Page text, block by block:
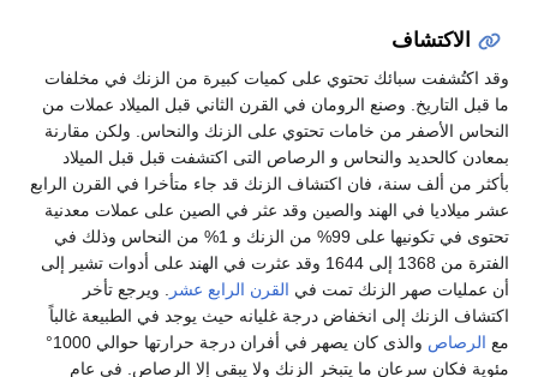
الاكتشاف
وقد اكتُشفت سبائك تحتوي على كميات كبيرة من الزنك في مخلفات
ما قبل التاريخ. وصنع الرومان في القرن الثاني قبل الميلاد عملات من
النحاس الأصفر من خامات تحتوي على الزنك والنحاس. ولكن مقارنة
بمعادن كالحديد والنحاس و الرصاص التى اكتشفت قبل قبل الميلاد
بأكثر من ألف سنة، فان اكتشاف الزنك قد جاء متأخرا في القرن الرابع
عشر ميلاديا في الهند والصين وقد عثر في الصين على عملات معدنية
تحتوى في تكونيها على 99% من الزنك و 1% من النحاس وذلك في
الفترة من 1368 إلى 1644 وقد عثرت في الهند على أدوات تشير إلى
أن عمليات صهر الزنك تمت في القرن الرابع عشر
. ويرجع تأخر
اكتشاف الزنك إلى انخفاض درجة غليانه حيث يوجد في الطبيعة غالباً
مع الرصاص
والذى كان يصهر في أفران درجة حرارتها حوالي 1000°
مئوية فكان سرعان ما يتبخر الزنك ولا يبقى إلا الرصاص. في عام